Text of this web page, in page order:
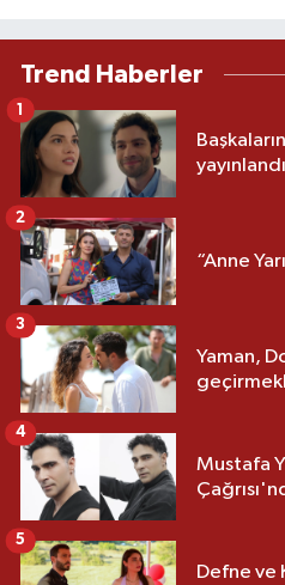
Trend Haberler
yayınlandı
1
“Anne
2
Yaman,
3
Mustafa
4
Defne ve
5